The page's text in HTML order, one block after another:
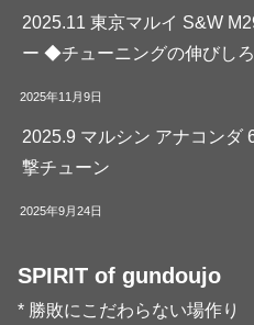
2025.11 東京マルイ S&W
ー ◆チューニングの伸びし
2025年11月9日
2025.9 マルシン アナコン
撃チューン
2025年9月24日
SPIRIT of gundoujo
* 勝敗にこだわらない場作り